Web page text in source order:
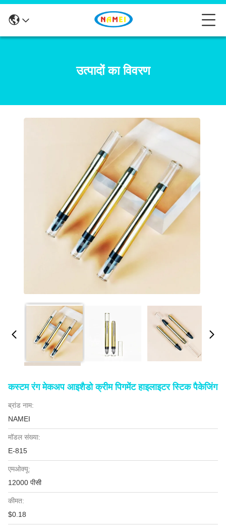
उत्पादों का विवरण
कस्टम रंग मेकअप आइशैडो क्रीम पिगमेंट हाइलाइटर स्टिक पैकेजिंग
ब्रांड नाम:
NAMEI
मॉडल संख्या:
E-815
एमओक्यू:
12000 पीसी
कीमत:
$0.18